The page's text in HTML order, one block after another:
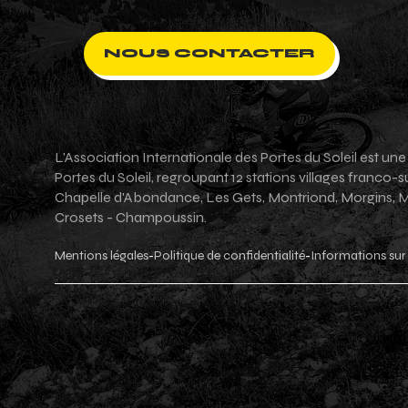
NOUS CONTACTER
L'Association Internationale des Portes du Soleil est
Portes du Soleil, regroupant 12 stations villages franco-
Chapelle d'Abondance, Les Gets, Montriond, Morgins,
Crosets - Champoussin.
Mentions légales-Politique de confidentialité-Informations sur